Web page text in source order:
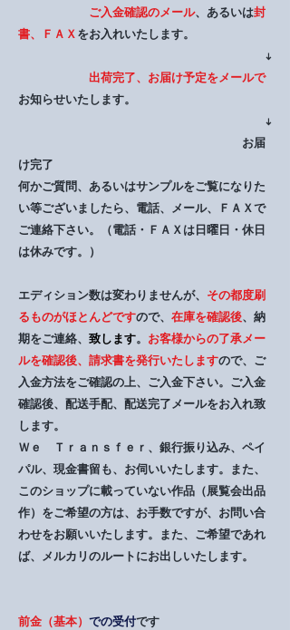
ご入金確認のメール、あるいは封
書、ＦＡＸ をお入れいたします。
↓
出荷完了、お届け予定をメールで
お知らせいたします。
↓
お届
け完了
何かご質問、あるいはサンプルをご覧になりた
い等ございましたら、電話、メール、ＦＡＸで
ご連絡下さい。（電話・ＦＡＸは日曜日・休日
は休みです。）
エディション数は変わりませんが、 その都度刷
るものがほとんどですので、 在庫を確認後、納
期をご連絡、 致します。 お客様からの了承メー
ルを確認後、請求書を発行いたしますので、ご
入金方法をご確認の上、ご入金下さい。ご入金
確認後、配送手配、配送完了メールをお入れ致
します。
Ｗｅ Ｔｒａｎｓｆｅｒ、銀行振り込み、ペイ
パル、現金書留も、お伺いいたします。また、
このショップに載っていない作品（展覧会出品
作）をご希望の方は、お手数ですが、お問い合
わせをお願いいたします。また、ご希望であれ
ば、メルカリのルートにお出しいたします。
前金（基本） での受付です